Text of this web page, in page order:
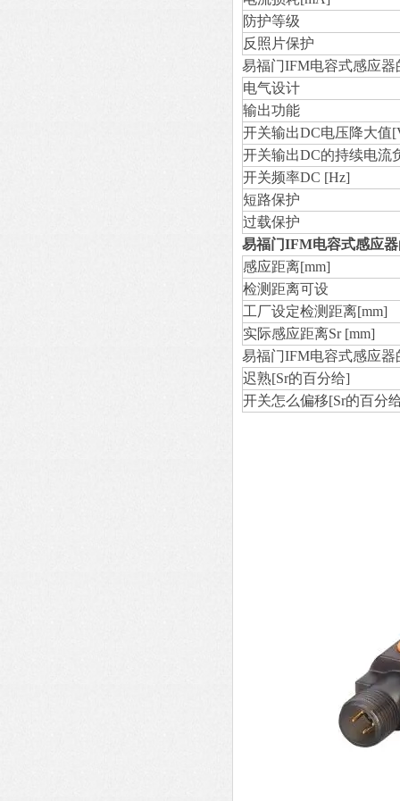
防护等级
反照片保护
易福门IFM电容式感应器
电气设计
输出功能
开关输出DC电压降大值
开关输出DC的持续电流
开关频率DC [Hz]
短路保护
过载保护
易福门IFM电容式感应器
感应距离[mm]
检测距离可设
工厂设定检测距离[mm]
实际感应距离Sr [mm]
易福门IFM电容式感应器
迟熟[Sr的百分给]
开关怎么偏移[Sr的百分